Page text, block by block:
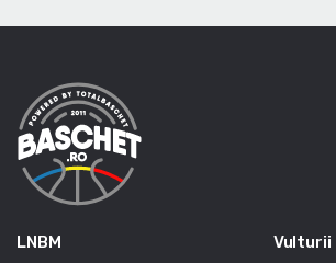
LNBM
Vulturii